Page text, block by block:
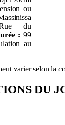
ou
du
: 99
au
varier selon la
DU